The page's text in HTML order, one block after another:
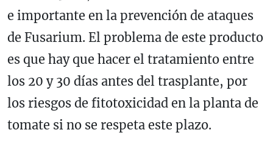
e importante en la prevención de ataques
de Fusarium. El problema de este producto
es que hay que hacer el tratamiento entre
los 20 y 30 días antes del trasplante, por
los riesgos de fitotoxicidad en la planta de
tomate si no se respeta este plazo.